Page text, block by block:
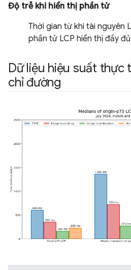
Độ trễ khi hiển thị phần tử
Thời gian từ khi tài nguyên
phần tử LCP hiển thị đầy
Dữ liệu hiệu suất thực
chỉ đường